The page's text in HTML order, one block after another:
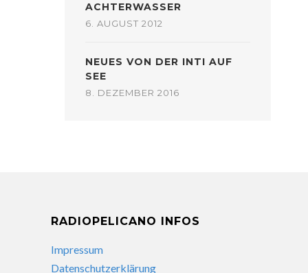
ACHTERWASSER
6. AUGUST 2012
NEUES VON DER INTI AUF
SEE
8. DEZEMBER 2016
RADIOPELICANO INFOS
Impressum
Datenschutzerklärung